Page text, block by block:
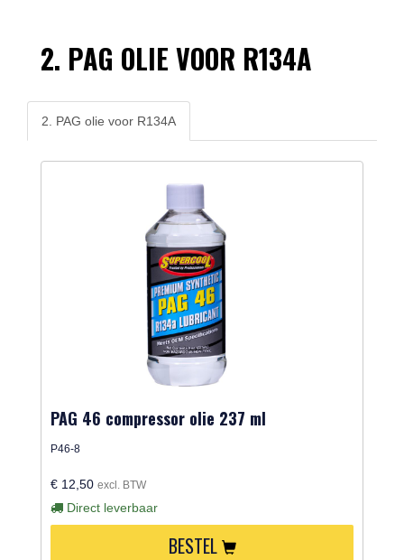
2. PAG OLIE VOOR R134A
2. PAG olie voor R134A
PAG 46 compressor olie 237 ml
P46-8
€ 12,50 excl. BTW
Direct leverbaar
BESTEL